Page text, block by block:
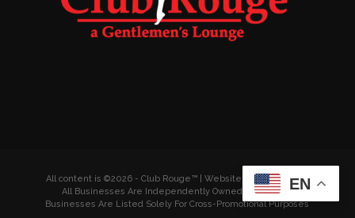
All content is ©2026 - Club Rouge™ | Website byWyldesites
All Businesses Are Independently Owned & Operated
Businesses Are Listed Solely For Cross-Promotional Purposes
EN